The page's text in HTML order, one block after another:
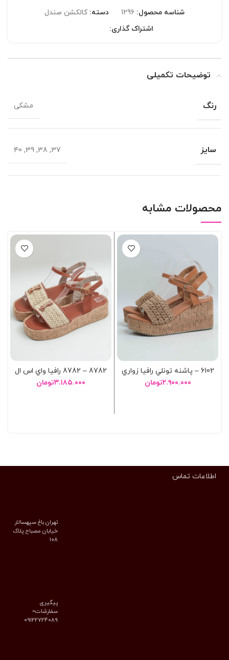
شناسه محصول: 1296 دسته: کالکشن صندل
اشتراک گذاری:
توضیحات تکمیلی
رنگ مشکی
سایز 37, 38, 39, 40
محصولات مشابه
6102 – پاشنه تونلي رافيا زواري
۲.۹۰۰.۰۰۰تومان
8782 – 8782 رافيا واي اس ال
۳.۱۸۵.۰۰۰تومان
اطلاعات تماس
تهران باغ سپهسالار
خیابان مصباح پلاک
۱۰۸
پیگیری
سفارشات=
09122724089